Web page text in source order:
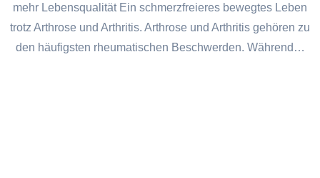
mehr Lebensqualität Ein schmerzfreieres bewegtes Leben
trotz Arthrose und Arthritis. Arthrose und Arthritis gehören zu
den häufigsten rheumatischen Beschwerden. Während…